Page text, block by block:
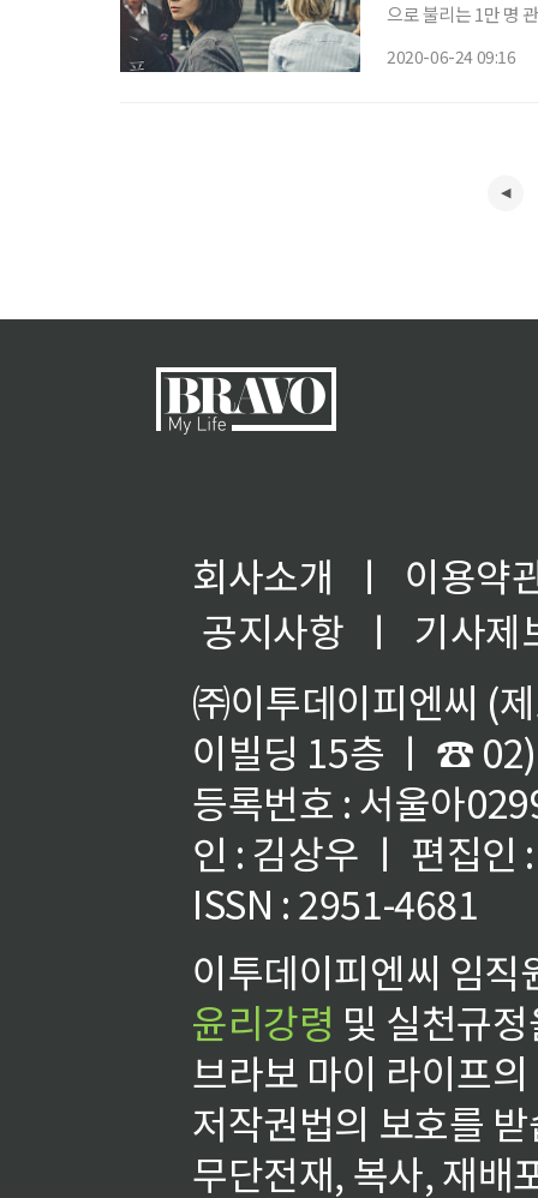
으로 불리는 1만 명
2020-06-24 09:16
회사소개 ㅣ
이용약
공지사항
ㅣ
기사제
㈜이투데이피엔씨 (
이빌딩 15층 ㅣ ☎
등록번호 : 서울아
인 : 김상우 ㅣ 편집인
ISSN : 2951-4681
이투데이피엔씨 임
윤리강령 및 실천규
브라보 마이 라이프
저작권법의 보호를
무단전재, 복사, 재배